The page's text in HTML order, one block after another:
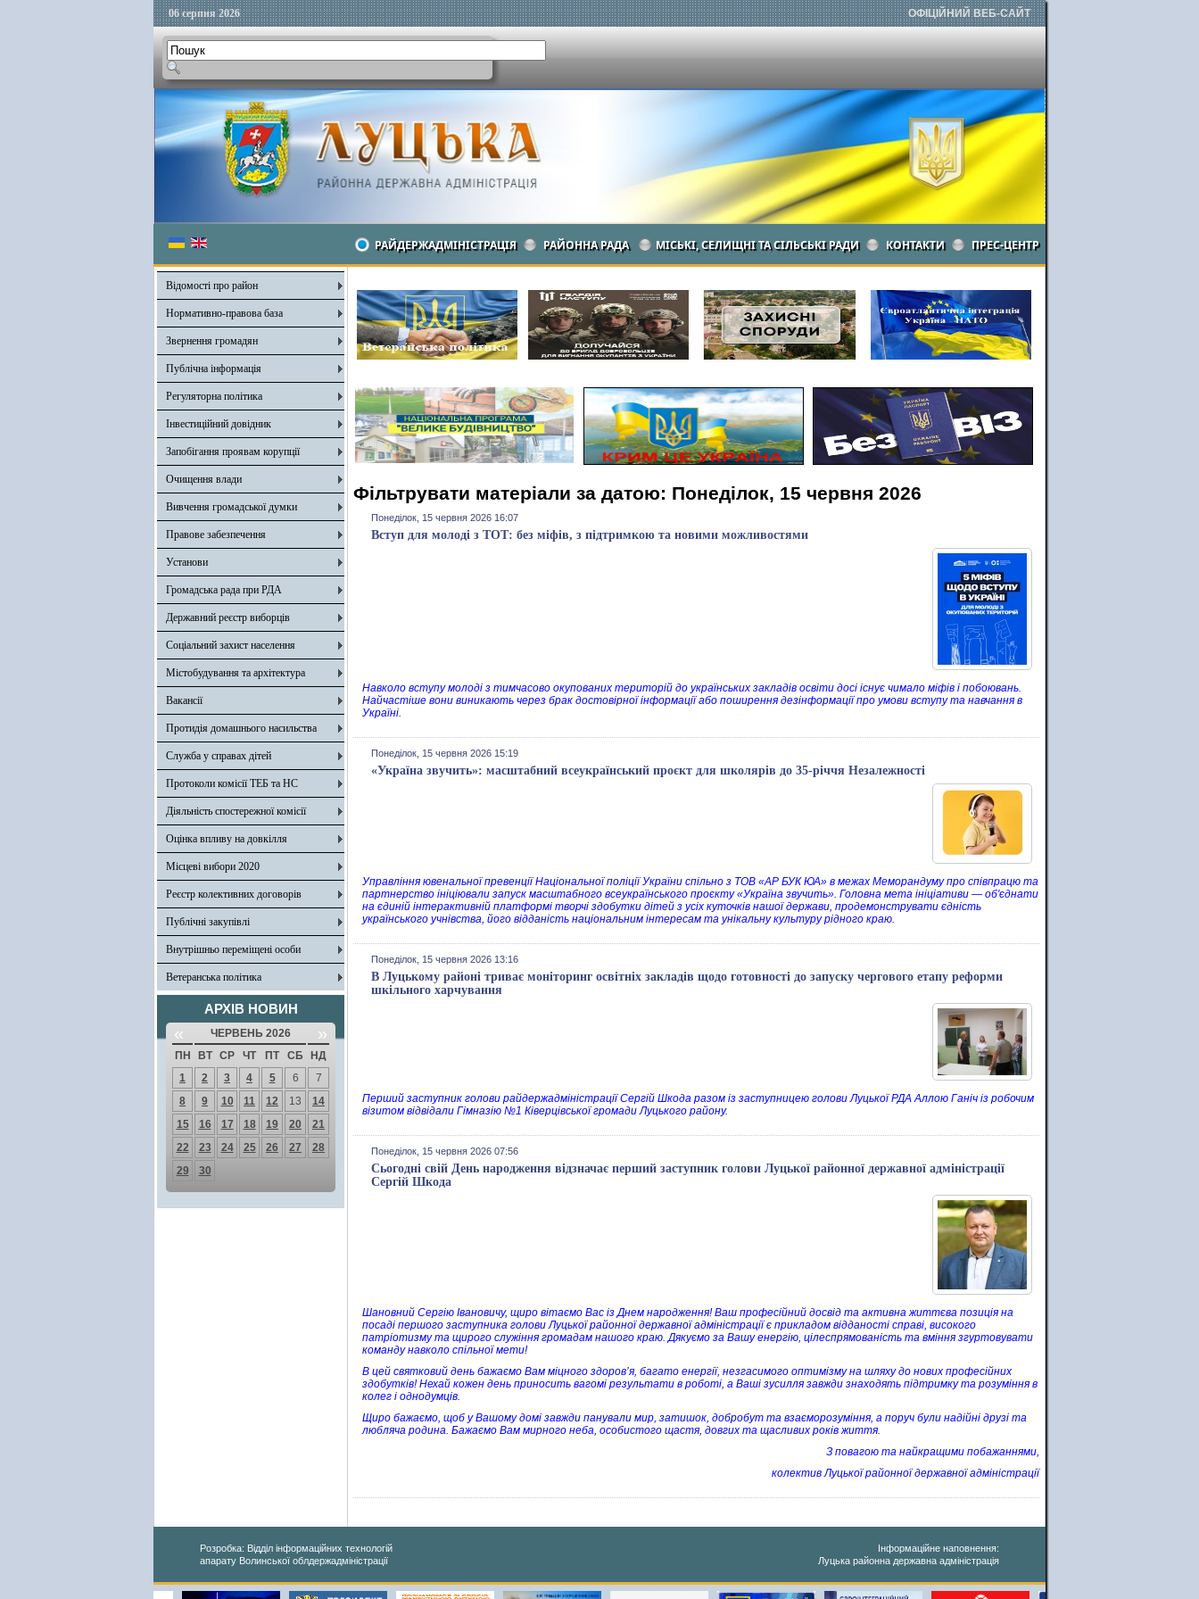
06 серпня 2026 ОФІЦІЙНИЙ ВЕБ-САЙТ
РАЙДЕРЖАДМІНІСТРАЦІЯ РАЙОННА РАДА МІСЬКІ, СЕЛИЩНІ ТА СІЛЬСЬКІ РАДИ КОНТАКТИ ПРЕС-ЦЕНТР
Відомості про район
Нормативно-правова база
Звернення громадян
Публічна інформація
Регуляторна політика
Інвестиційний довідник
Запобігання проявам корупції
Очищення влади
Вивчення громадської думки
Правове забезпечення
Установи
Громадська рада при РДА
Державний реєстр виборців
Соціальний захист населення
Містобудування та архітектура
Вакансії
Протидія домашнього насильства
Служба у справах дітей
Протоколи комісії ТЕБ та НС
Діяльність спостережної комісії
Оцінка впливу на довкілля
Місцеві вибори 2020
Реєстр колективних договорів
Публічні закупівлі
Внутрішньо переміщені особи
Ветеранська політика
АРХІВ НОВИН
« ЧЕРВЕНЬ 2026 »
ПН ВТ СР ЧТ ПТ СБ
НД
1
2 3 4 5 6
7
8
9 10 11 12 13
14
15
16 17 18 19 20
21
22
23 24 25 26 27
28
29
30
Фільтрувати матеріали за датою: Понеділок, 15 червня 2026
Понеділок, 15 червня 2026 16:07
Вступ для молоді з ТОТ: без міфів, з підтримкою та новими можливостями
Навколо вступу молоді з тимчасово окупованих територій до українських закладів освіти досі існує чимало міфів і побоювань.
Найчастіше вони виникають через брак достовірної інформації або поширення дезінформації про умови вступу та навчання в
Україні.
Понеділок, 15 червня 2026 15:19
«Україна звучить»: масштабний всеукраїнський проєкт для школярів до 35-річчя Незалежності
Управління ювенальної превенції Національної поліції України спільно з ТОВ «АР БУК ЮА» в межах Меморандуму про співпрацю та
партнерство ініціювали запуск масштабного всеукраїнського проєкту «Україна звучить». Головна мета ініціативи — об'єднати
на єдиній інтерактивній платформі творчі здобутки дітей з усіх куточків нашої держави, продемонструвати єдність
українського учнівства, його відданість національним інтересам та унікальну культуру рідного краю.
Понеділок, 15 червня 2026 13:16
В Луцькому районі триває моніторинг освітніх закладів щодо готовності до запуску чергового етапу реформи
шкільного харчування
Перший заступник голови райдержадміністрації Сергій Шкода разом із заступницею голови Луцької РДА Аллою Ганіч із робочим
візитом відвідали Гімназію №1 Ківерцівської громади Луцького району.
Понеділок, 15 червня 2026 07:56
Сьогодні свій День народження відзначає перший заступник голови Луцької районної державної адміністрації
Сергій Шкода
Шановний Сергію Івановичу, щиро вітаємо Вас із Днем народження! Ваш професійний досвід та активна життєва позиція на
посаді першого заступника голови Луцької районної державної адміністрації є прикладом відданості справі, високого
патріотизму та щирого служіння громадам нашого краю. Дякуємо за Вашу енергію, цілеспрямованість та вміння згуртовувати
команду навколо спільної мети!
В цей святковий день бажаємо Вам міцного здоров’я, багато енергії, незгасимого оптимізму на шляху до нових професійних
здобутків! Нехай кожен день приносить вагомі результати в роботі, а Ваші зусилля завжди знаходять підтримку та розуміння в
колег і однодумців.
Щиро бажаємо, щоб у Вашому домі завжди панували мир, затишок, добробут та взаєморозуміння, а поруч були надійні друзі та
любляча родина. Бажаємо Вам мирного неба, особистого щастя, довгих та щасливих років життя.
З повагою та найкращими побажаннями,
колектив Луцької районної державної адміністрації
Розробка: Відділ інформаційних технологій
апарату Волинської облдержадміністрації
Інформаційне наповнення:
Луцька районна державна адміністрація